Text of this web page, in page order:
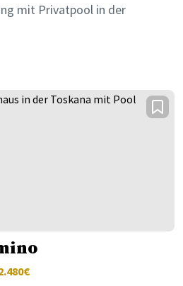
mit Privatpool in der